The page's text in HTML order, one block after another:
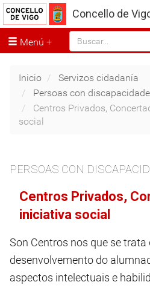
Concello de
Menú
Inicio
Servizos cidadanía
Persoas con discapacidade
Centros Privados,
social
PERSOAS CON
Centros Privados,
iniciativa social
Son Centros nos que se
desenvolvemento do
aspectos intelectuais e